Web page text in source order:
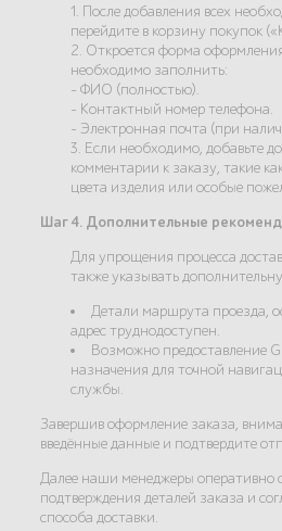
1. После добавления всех
перейдите в корзину покупок
2. Откроется форма
необходимо заполнить:
- ФИО (полностью).
- Контактный номер телефона.
- Электронная почта (при
3. Если необходимо, добавьте
комментарии к заказу, такие
цвета изделия или особые
Шаг 4. Дополнительные
Для упрощения процесса
также указывать
Детали маршрута проезда,
адрес труднодоступен.
Возможно предоставление
назначения для точной
службы.
Завершив оформление заказа,
введённые данные и подтвердите
Далее наши менеджеры оперативно
подтверждения деталей заказа и
способа доставки.